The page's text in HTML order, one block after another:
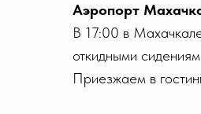
Аэропорт
В 17:00 в
откидными
Приезжаем в